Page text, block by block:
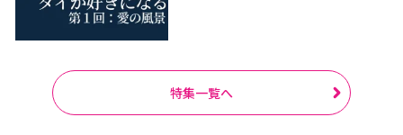
特集一覧へ